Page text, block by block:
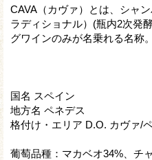
CAVA（カヴァ）とは、シャ
ラディショナル）(瓶内2次発
グワインのみが名乗れる名称。
国名 スペイン
地方名 ペネデス
格付け・エリア D.O. カヴァ/
葡萄品種：マカベオ34%、チ